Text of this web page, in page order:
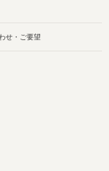
せ・ご要望